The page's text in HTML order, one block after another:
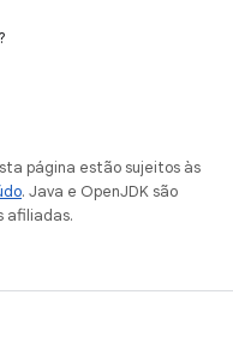
página estão sujeitos às
. Java e OpenJDK são
afiliadas.